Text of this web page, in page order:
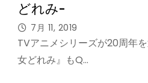
どれみ-
7月 11, 2019
TVアニメシリーズが20周年
女どれみ』もQ…